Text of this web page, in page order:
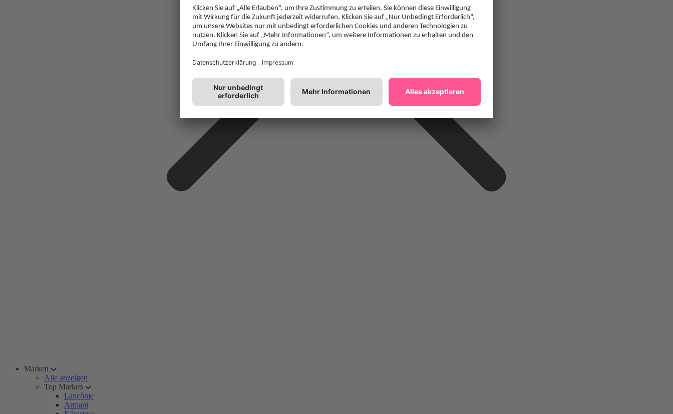
Marken
Alle anzeigen
Top Marken
Lancôme
Armani